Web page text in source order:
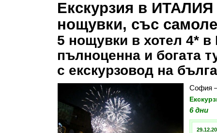
Екскурзия в
нощувки, със
5 нощувки в хотел 4*
пълноценна и богата
с екскурзовод на
София
6 дни